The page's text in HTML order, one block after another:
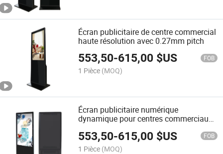
Écran publicitaire de centre commercial
haute résolution avec 0.27mm pitch
553,50-615,00 $US FOB
1 Pièce (MOQ)
Écran publicitaire numérique
dynamique pour centres commerciaux
553,50-615,00 $US FOB
1 Pièce (MOQ)